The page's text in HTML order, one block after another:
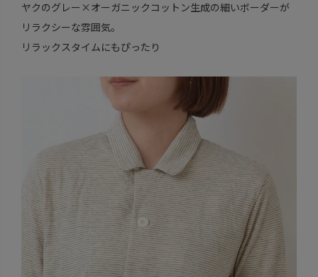
ヤクのグレー×オーガニックコットン生成の細いボーダーが
リラクシーな雰囲気。
リラックスタイムにもぴったり